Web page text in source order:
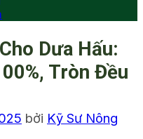
Dưa Hấu:
Tròn Đều
bởi Kỹ Sư Nông